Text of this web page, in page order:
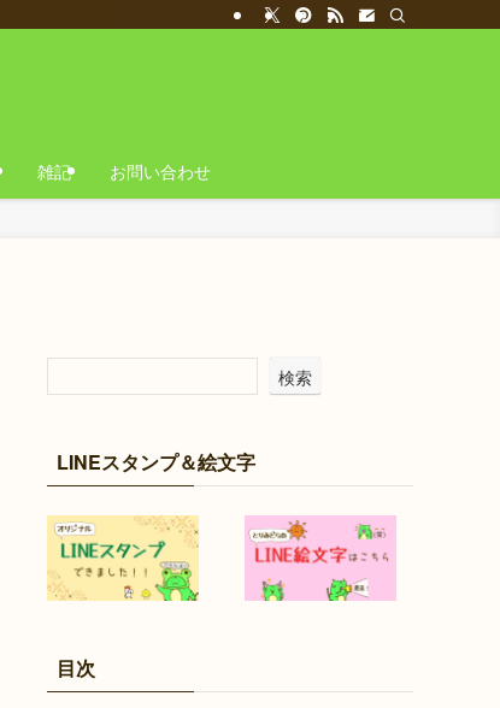
雑記 お問い合わせ
検索
LINEスタンプ＆絵文字
目次